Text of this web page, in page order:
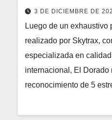
3 DE DICIEMBRE DE
Luego de un exhaustivo
realizado por Skytrax,
especializada en
internacional, El Dorado
reconocimiento de 5